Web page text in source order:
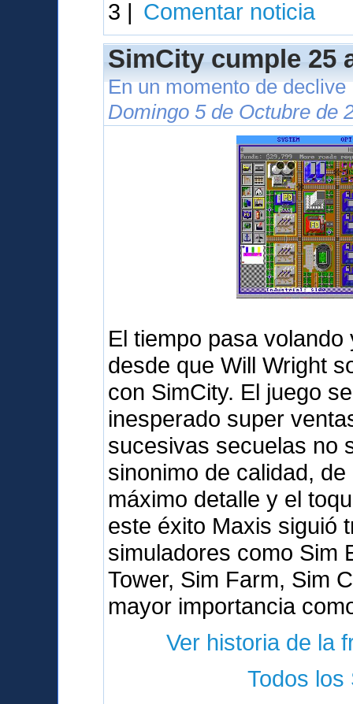
3 | Comentar noticia
SimCity cumple 25
En un momento de declive
Domingo 5 de Octubre de
El tiempo pasa
desde que Will Wright
con SimCity. El juego
inesperado super
sucesivas secuelas no
sinonimo de calidad,
máximo detalle y el
este éxito Maxis siguió
simuladores como Sim
Tower, Sim Farm, Sim
mayor importancia
Ver historia de la
Todos los